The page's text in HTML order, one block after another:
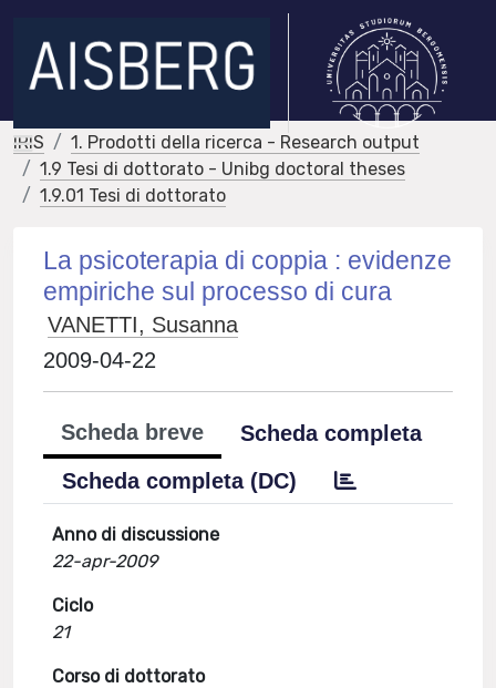
IRIS
1. Prodotti della ricerca - Research output
1.9 Tesi di dottorato - Unibg doctoral theses
1.9.01 Tesi di dottorato
La psicoterapia di coppia : evidenze
empiriche sul processo di cura
VANETTI, Susanna
2009-04-22
Scheda breve
Scheda completa
Scheda completa (DC)
Anno di discussione
22-apr-2009
Ciclo
21
Corso di dottorato